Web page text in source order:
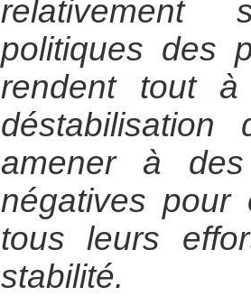
relativement
politiques des
rendent tout
amener à des
négatives pour
tous leurs
stabilité.